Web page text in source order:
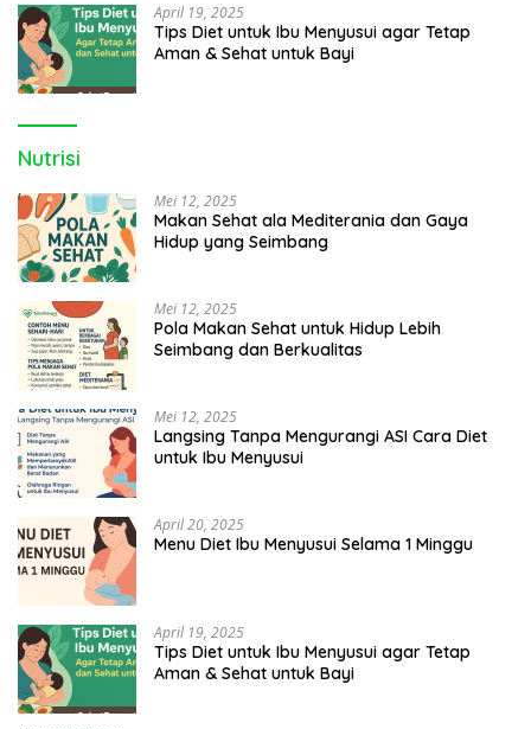
April 19, 2025
Tips Diet untuk Ibu Menyusui agar Tetap
Aman & Sehat untuk Bayi
Nutrisi
Mei 12, 2025
Makan Sehat ala Mediterania dan Gaya
Hidup yang Seimbang
Mei 12, 2025
Pola Makan Sehat untuk Hidup Lebih
Seimbang dan Berkualitas
Mei 12, 2025
Langsing Tanpa Mengurangi ASI Cara Diet
untuk Ibu Menyusui
April 20, 2025
Menu Diet Ibu Menyusui Selama 1 Minggu
April 19, 2025
Tips Diet untuk Ibu Menyusui agar Tetap
Aman & Sehat untuk Bayi